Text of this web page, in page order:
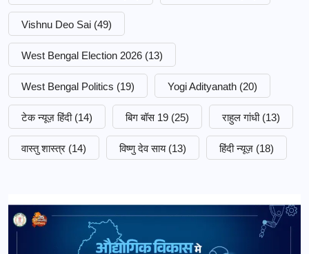
Vishnu Deo Sai (49)
West Bengal Election 2026 (13)
West Bengal Politics (19) Yogi Adityanath (20)
टेक न्यूज़ हिंदी (14) बिग बॉस 19 (25) राहुल गांधी (13)
वास्तु शास्त्र (14) विष्णु देव साय (13) हिंदी न्यूज़ (18)